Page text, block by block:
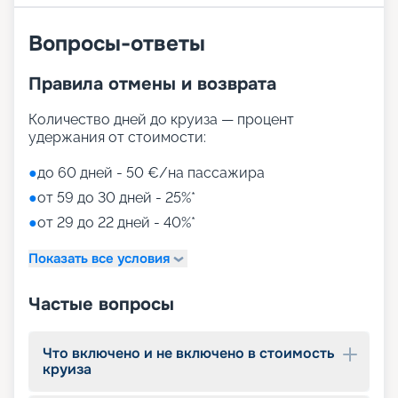
Вопросы-ответы
Правила отмены и возврата
Количество дней до круиза — процент
удержания от стоимости:
●до 60 дней - 50 €/на пассажира
●от 59 до 30 дней - 25%*
●от 29 до 22 дней - 40%*
Показать все условия
Частые вопросы
Что включено и не включено в стоимость
круиза